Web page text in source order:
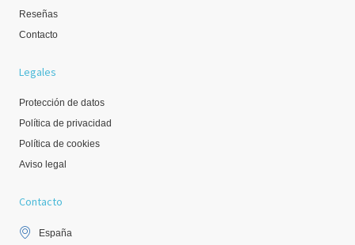
Reseñas
Contacto
Legales
Protección de datos
Política de privacidad
Política de cookies
Aviso legal
Contacto
España